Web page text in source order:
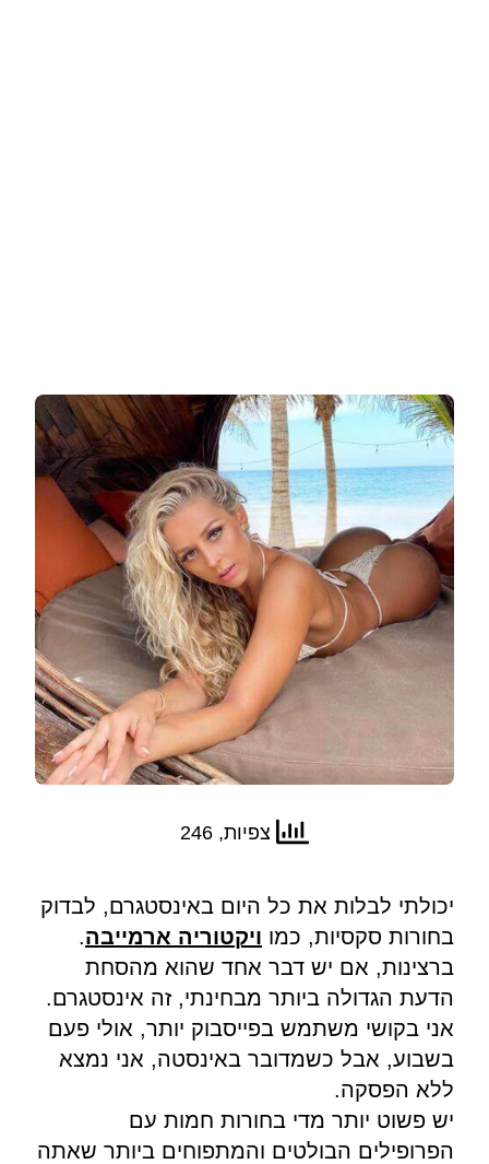
צפיות, 246
יכולתי לבלות את כל היום באינסטגרם, לבדוק
בחורות סקסיות, כמו ויקטוריה ארמייבה.
ברצינות, אם יש דבר אחד שהוא מהסחת
הדעת הגדולה ביותר מבחינתי, זה אינסטגרם.
אני בקושי משתמש בפייסבוק יותר, אולי פעם
בשבוע, אבל כשמדובר באינסטה, אני נמצא
ללא הפסקה.
יש פשוט יותר מדי בחורות חמות עם
הפרופילים הבולטים והמתפוחים ביותר שאתה